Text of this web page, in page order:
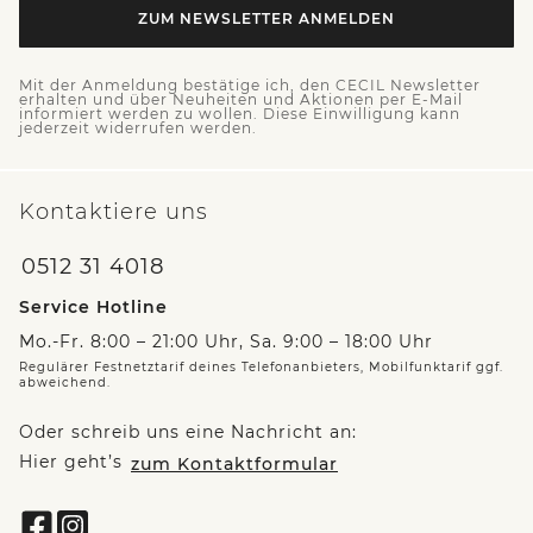
ZUM NEWSLETTER ANMELDEN
Mit der Anmeldung bestätige ich, den CECIL Newsletter
erhalten und über Neuheiten und Aktionen per E-Mail
informiert werden zu wollen. Diese Einwilligung kann
jederzeit widerrufen werden.
Kontaktiere uns
0512 31 4018
Service Hotline
Mo.-Fr. 8:00 – 21:00 Uhr, Sa. 9:00 – 18:00 Uhr
Regulärer Festnetztarif deines Telefonanbieters, Mobilfunktarif ggf.
abweichend.
Oder schreib uns eine Nachricht an:
Hier geht’s zum Kontaktformular